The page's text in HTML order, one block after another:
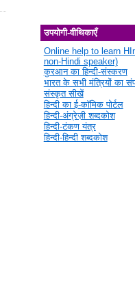
उपयोगी-वीथिकाएँ
Online help to learn
non-Hindi speaker)
कुरआन का हिन्दी-संस्करण
भारत के सभी मंत्रियों का
संस्कृत सीखें
हिन्दी का ई-कॉमिक पोर्टल
हिन्दी-अंग्रेज़ी शब्दकोश
हिन्दी-टंकण यंत्र
हिन्दी-हिन्दी शब्दकोश